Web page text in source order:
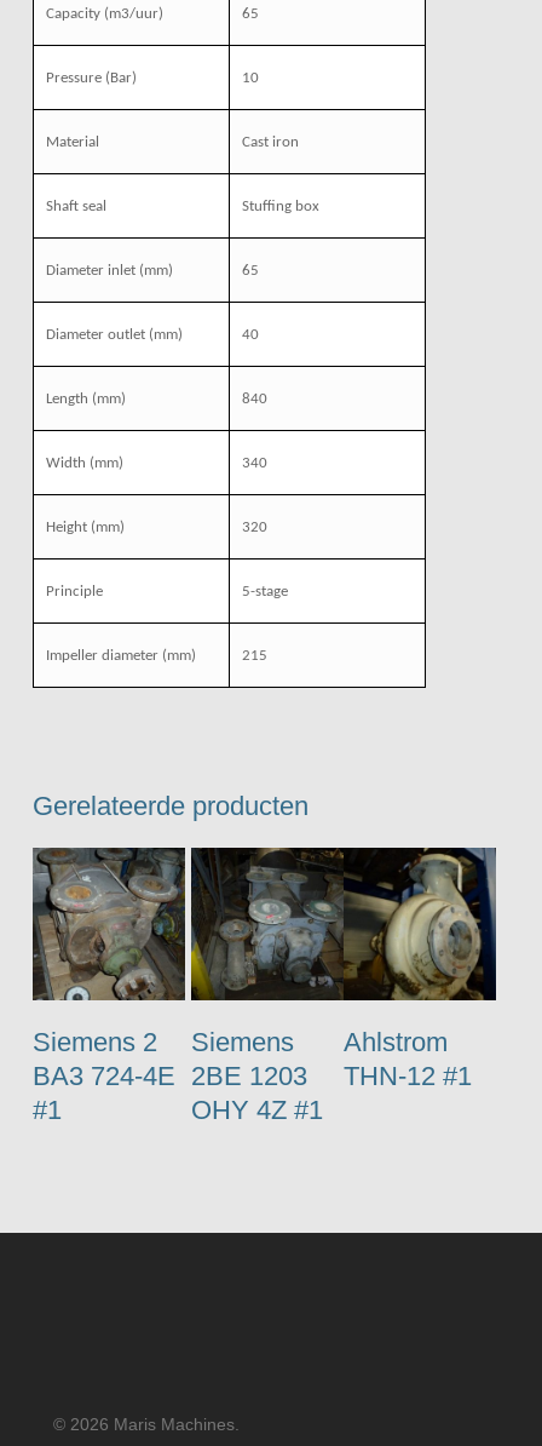
Capacity(m3/uur) 65
Pressure(Bar) 10
Material Cast iron
Shaft seal Stuffing box
Diameter inlet(mm) 65
Diameter outlet(mm) 40
Length (mm) 840
Width (mm) 340
Height(mm) 320
Principle 5-stage
Impeller diameter(mm) 215
Gerelateerde producten
Siemens 2
BA3 724-4E
#1
Siemens
2BE 1203
OHY 4Z #1
Ahlstrom
THN-12 #1
© 2026 Maris Machines.